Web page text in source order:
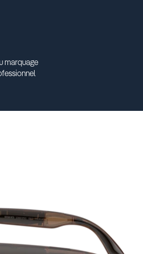
marquage